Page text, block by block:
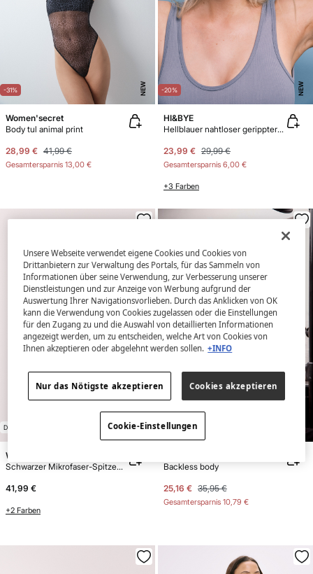
-31% NEW
Women'secret
Body tul animal print
28,99 € 41,99 €
Gesamtersparnis 13,00 €
-20% NEW
HI&BYE
Hellblauer nahtloser gerippter Body
23,99 € 29,99 €
Gesamtersparnis 6,00 €
+3 Farben
DISPONÍVEL XL
Women'secret
Schwarzer Mikrofaser-Spitzen-Triangel-Body
41,99 €
+2 Farben
-30%
Backless body
25,16 € 35,95 €
Gesamtersparnis 10,79 €
Unsere Webseite verwendet eigene Cookies und Cookies von
Drittanbietern zur Verwaltung des Portals, für das Sammeln von
Informationen über seine Verwendung, zur Verbesserung unserer
Dienstleistungen und zur Anzeige von Werbung aufgrund der
Auswertung Ihrer Navigationsvorlieben. Durch das Anklicken von OK
kann die Verwendung von Cookies zugelassen oder die Einstellungen
für den Zugang zu und die Auswahl von detaillierten Informationen
angezeigt werden, um zu entscheiden, welche Art von Cookies von
Ihnen akzeptieren oder abgelehnt werden sollen. +INFO
Nur das Nötigste akzeptieren Cookies akzeptieren
Cookie-Einstellungen